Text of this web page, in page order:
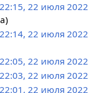
22:15, 22 июля 2022
22:14, 22 июля 2022
22:05, 22 июля 2022
22:03, 22 июля 2022
22:01, 22 июля 2022